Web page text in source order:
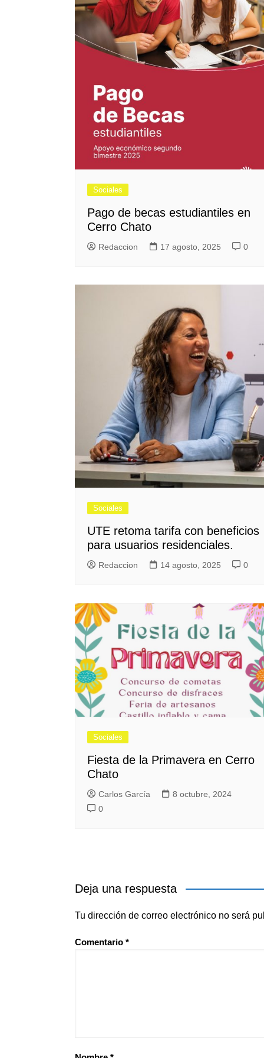
Sociales
Pago de becas estudiantiles en
Cerro Chato
Redaccion 17 agosto, 2025 0
Sociales
UTE retoma tarifa con beneficios
para usuarios residenciales.
Redaccion 14 agosto, 2025 0
Sociales
Fiesta de la Primavera en Cerro
Chato
Carlos García
8 octubre, 2024
0
Deja una respuesta
Tu dirección de correo electrónico no será
Comentario *